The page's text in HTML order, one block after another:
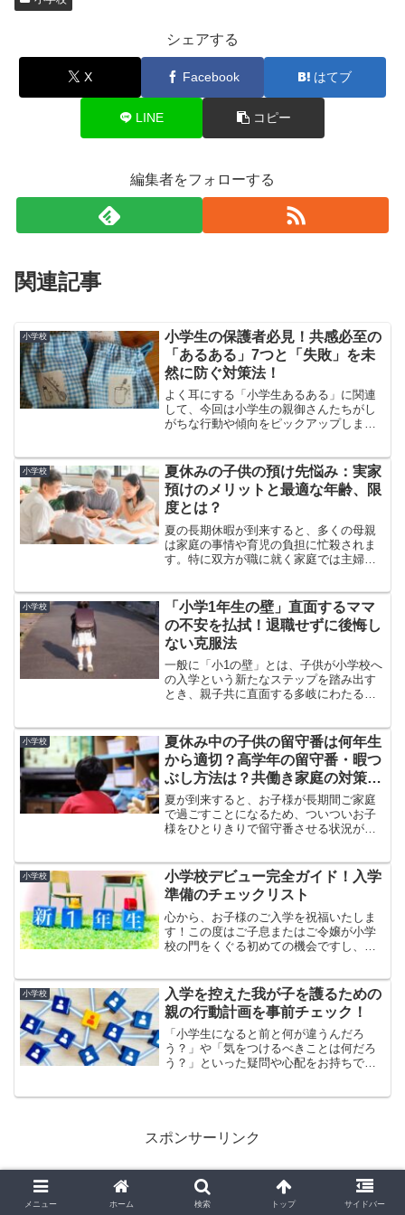
シェアする
X Facebook はてブ
LINE コピー
編集者をフォローする
関連記事
小学校
小学生の保護者必見！共感必至の
「あるある」7つと「失敗」を未
然に防ぐ対策法！
よく耳にする「小学生あるある」に関連
して、今回は小学生の親御さんたちがし
がちな行動や傾向をピックアップしまし
ませんし、事前に気づいて対策を講じる
ことも可能です。様々な親...
小学校
夏休みの子供の預け先悩み：実家
預けのメリットと最適な年齢、限
度とは？
夏の長期休暇が到来すると、多くの母親
は家庭の事情や育児の負担に忙殺されま
す。特に双方が職に就く家庭では主婦の
も多いでしょう。中でも親元への子ども
の預け入れは、安心感があっ...
小学校
「小学1年生の壁」直面するママ
の不安を払拭！退職せずに後悔し
ない克服法
一般に「小1の壁」とは、子供が小学校へ
の入学という新たなステップを踏み出す
とき、親子共に直面する多岐にわたる変
むと、それまで幼稚園や保育園の時代に
は比較的うまくいってい...
小学校
夏休み中の子供の留守番は何年生
から適切？高学年の留守番・暇つ
ぶし方法は？共働き家庭の対策
も！
夏が到来すると、お子様が長期間ご家庭
で過ごすことになるため、ついついお子
様をひとりきりで留守番させる状況が生
りで時間を潰すことが可能なお子様も増
えてきます。共働きの家庭...
小学校
小学校デビュー完全ガイド！入学
準備のチェックリスト
心から、お子様のご入学を祝福いたしま
す！この度はご子息またはご令嬢が小学
校の門をくぐる初めての機会ですし、も
役割を迎えることでしょう。確かに、保
育園や幼稚園への入園は大...
小学校
入学を控えた我が子を護るための
親の行動計画を事前チェック！
「小学生になると前と何が違うんだろ
う？」や「気をつけるべきことは何だろ
う？」といった疑問や心配をお持ちでは
スポンサーリンク
メニュー ホーム 検索 トップ サイドバー